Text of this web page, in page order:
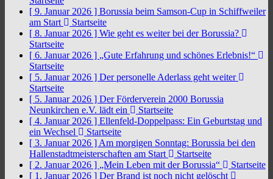
[ 9. Januar 2026 ] Borussia beim Samson-Cup in Schiffweiler
am Start
Startseite
[ 8. Januar 2026 ] Wie geht es weiter bei der Borussia?
Startseite
[ 6. Januar 2026 ] „Gute Erfahrung und schönes Erlebnis!“
Startseite
[ 5. Januar 2026 ] Der personelle Aderlass geht weiter
Startseite
[ 5. Januar 2026 ] Der Förderverein 2000 Borussia
Neunkirchen e.V. lädt ein
Startseite
[ 4. Januar 2026 ] Ellenfeld-Doppelpass: Ein Geburtstag und
ein Wechsel
Startseite
[ 3. Januar 2026 ] Am morgigen Sonntag: Borussia bei den
Hallenstadtmeisterschaften am Start
Startseite
[ 2. Januar 2026 ] „Mein Leben mit der Borussia“
Startseite
[ 1. Januar 2026 ] Der Brand ist noch nicht gelöscht